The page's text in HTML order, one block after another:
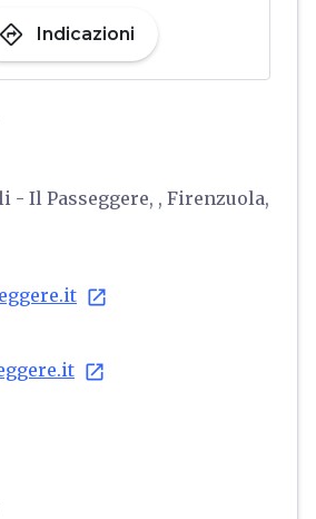
directions Indicazioni
- Il Passeggere, , Firenzuola,
open_in_new
open_in_new